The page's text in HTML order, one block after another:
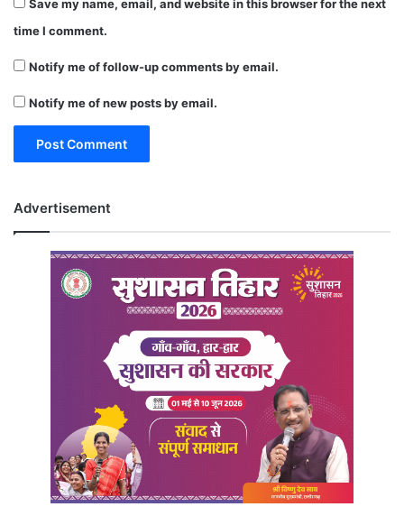
Save my name, email, and website in this browser for the next
time I comment.
Notify me of follow-up comments by email.
Notify me of new posts by email.
Advertisement